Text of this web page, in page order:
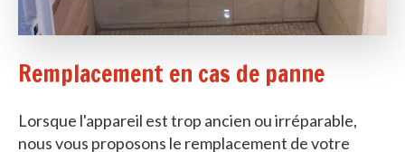
Remplacement en cas de panne
Lorsque l'appareil est trop ancien ou irréparable,
nous vous proposons le remplacement de votre